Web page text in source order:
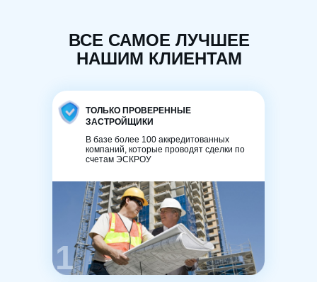
ТОЛЬКО ПРОВЕРЕННЫЕ
ЗАСТРОЙЩИКИ
1
В базе более 100 аккредитованных
компаний, которые проводят сделки по
счетам ЭСКРОУ
ВСЕ САМОЕ ЛУЧШЕЕ
НАШИМ КЛИЕНТАМ